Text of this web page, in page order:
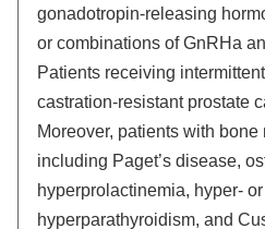
gonadotropin-releasing
or combinations of GnRHa
Patients receiving
castration-resistant prostate
Moreover, patients with
including Paget’s disease,
hyperprolactinemia, hyper-
hyperparathyroidism, and